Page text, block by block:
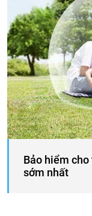
Bảo hiểm
sớm nhất